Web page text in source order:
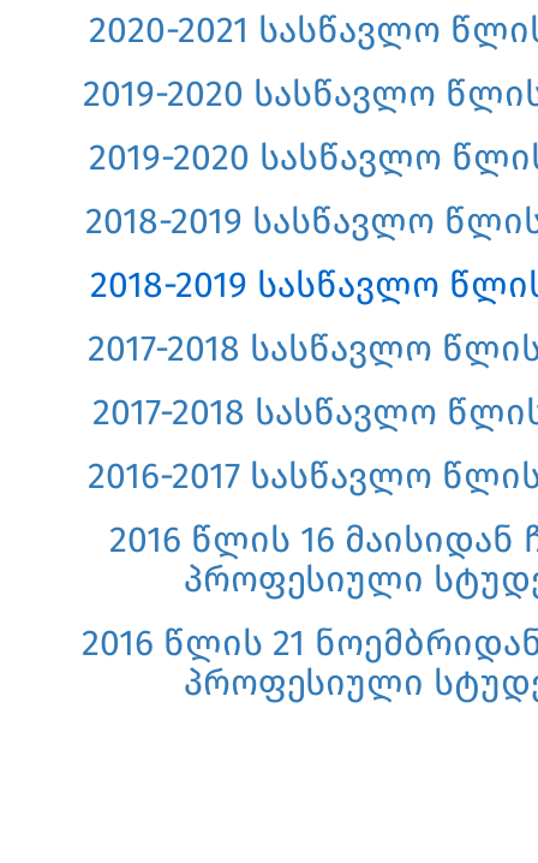
2020-2021 სასწავლო
2019-2020 სასწავლო
2019-2020 სასწავლო
2018-2019 სასწავლო
2018-2019 სასწავლო
2017-2018 სასწავლო
2017-2018 სასწავლო
2016-2017 სასწავლო
2016 წლის 16
პროფესიული
2016 წლის 21
პროფესიული